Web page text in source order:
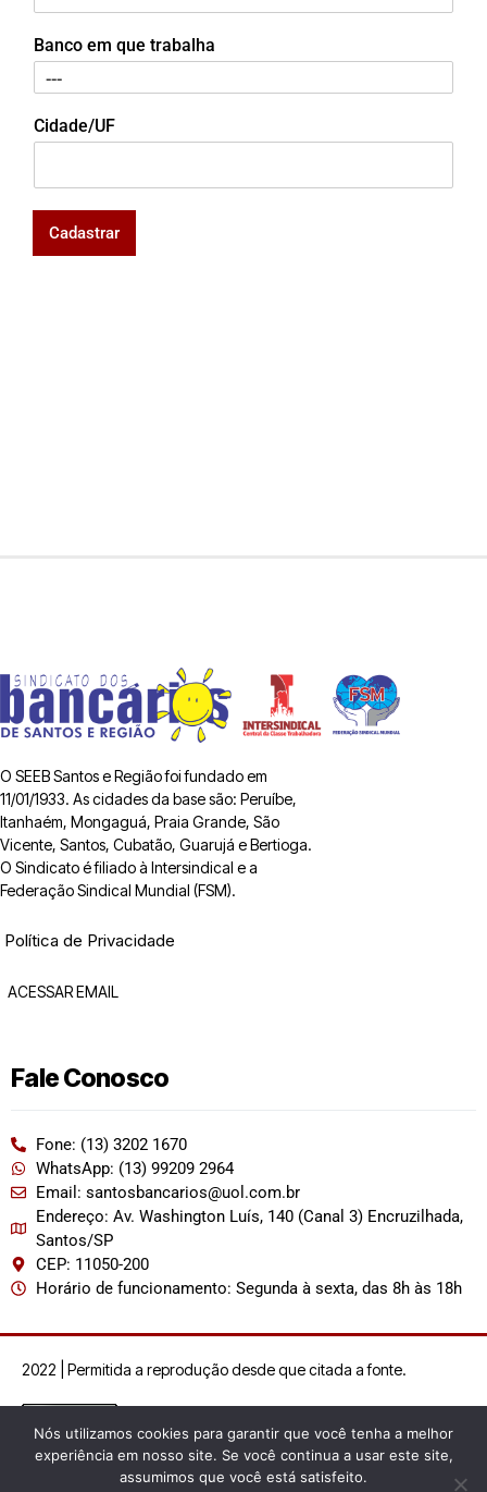
Banco em que trabalha
Cidade/UF
Cadastrar
O SEEB Santos e Região foi fundado em
11/01/1933. As cidades da base são: Peruíbe,
Itanhaém, Mongaguá, Praia Grande, São
Vicente, Santos, Cubatão, Guarujá e Bertioga.
O Sindicato é filiado à Intersindical e a
Federação Sindical Mundial (FSM).
Política de Privacidade
ACESSAR EMAIL
Fale Conosco
Fone: (13) 3202 1670
WhatsApp: (13) 99209 2964
Email: santosbancarios@uol.com.br
Endereço: Av. Washington Luís, 140 (Canal 3) Encruzilhada,
Santos/SP
CEP: 11050-200
Horário de funcionamento: Segunda à sexta, das 8h às 18h
2022 | Permitida a reprodução desde que citada a fonte.
Nós utilizamos cookies para garantir que você tenha a melhor
experiência em nosso site. Se você continua a usar este site,
assumimos que você está satisfeito.